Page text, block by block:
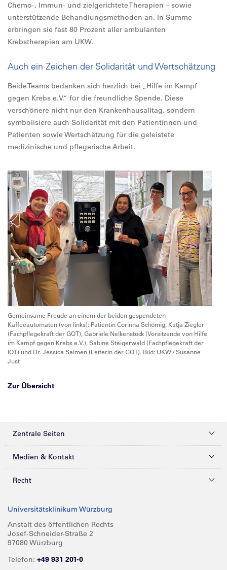
Chemo-, Immun- und zielgerichtete Therapien – sowie
unterstützende Behandlungsmethoden an. In Summe
erbringen sie fast 80 Prozent aller ambulanten
Krebstherapien am UKW.
Auch ein Zeichen der Solidarität und Wertschätzung
Beide Teams bedanken sich herzlich bei „Hilfe im Kampf
gegen Krebs e.V.“ für die freundliche Spende. Diese
verschönere nicht nur den Krankenhausalltag, sondern
symbolisiere auch Solidarität mit den Patientinnen und
Patienten sowie Wertschätzung für die geleistete
medizinische und pflegerische Arbeit.
Gemeinsame Freude an einem der beiden gespendeten
Kaffeeautomaten (von links): Patientin Corinna Schömig, Katja Ziegler
(Fachpflegekraft der GOT), Gabriele Nelkenstock (Vorsitzende von Hilfe
im Kampf gegen Krebs e.V.), Sabine Steigerwald (Fachpflegekraft der
IOT) und Dr. Jessica Salmen (Leiterin der GOT). Bild: UKW / Susanne
Just
Zur Übersicht
Zentrale Seiten
Kliniken & Zentren
Forschung
Karriere
Medien & Kontakt
Presse
Glossar
Spenden
Recht
Compliance
Impressum
Barrierefreiheit
Universitätsklinikum Würzburg
Anstalt des öffentlichen Rechts
Josef-Schneider-Straße 2
97080 Würzburg
Telefon: +49 931 201-0